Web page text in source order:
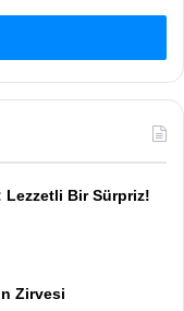
Lezzetli Bir Sürpriz!
Zirvesi